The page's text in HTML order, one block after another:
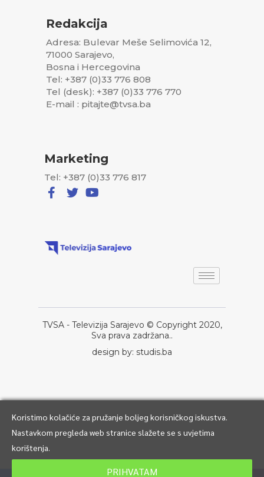
Redakcija
Adresa: Bulevar Meše Selimovića 12,
71000 Sarajevo,
Bosna i Hercegovina
Tel: +387 (0)33 776 808
Tel (desk): +387 (0)33 776 770
E-mail : pitajte@tvsa.ba
Marketing
Tel: +387 (0)33 776 817
TVSA - Televizija Sarajevo © Copyright 2020,
Sva prava zadržana..
design by: studis.ba
Koristimo kolačiće za pružanje boljeg korisničkog iskustva.
Nastavkom pregleda web stranice slažete se s uvjetima
korištenja.
PRIHVATAM